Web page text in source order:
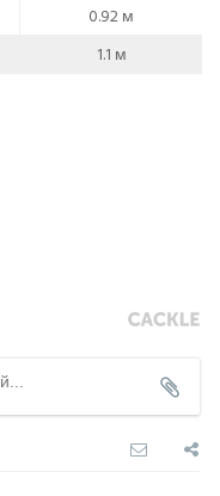
0.92 м
1.1 м